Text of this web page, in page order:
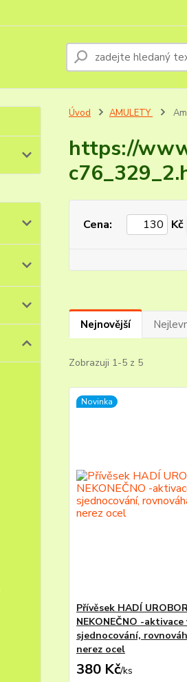
Úvod AMULETY
https://
Cena: Kč
Nejnovější
Zobrazuji 1-5 z 5
Novinka
Přívěsek HADÍ
NEKONEČNO -
sjednocování,
nerez ocel
380 Kč/ks